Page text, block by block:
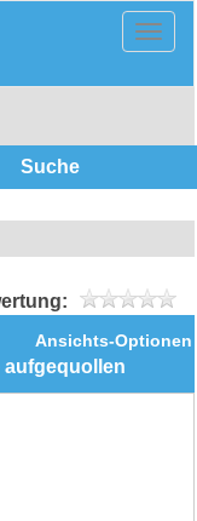
Suche
Ansichts-Optionen